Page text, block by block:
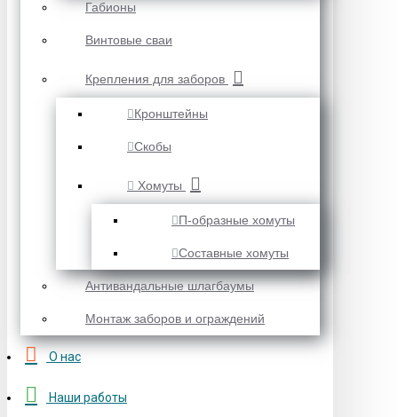
Габионы
Винтовые сваи
Крепления для заборов
Кронштейны
Скобы
Хомуты
П-образные хомуты
Составные хомуты
Антивандальные шлагбаумы
Монтаж заборов и ограждений
О нас
Наши работы